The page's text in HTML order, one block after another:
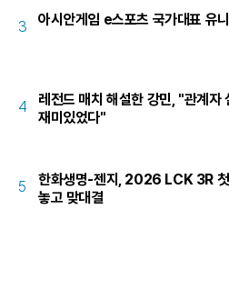
3 아시안게임 e스포츠 국가대표 유
4
레전드 매치 해설한 강민, "관계자
재미있었다"
5
한화생명-젠지, 2026 LCK 3R
놓고 맞대결